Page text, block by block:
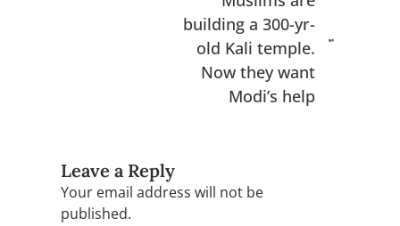
building a 300-yr-
old Kali temple.
Now they want
Modi’s help
Leave a Reply
Your email address will not be
published.